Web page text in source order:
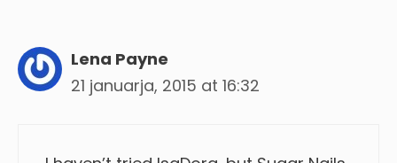
Lena Payne
21 januarja, 2015 at 16:32